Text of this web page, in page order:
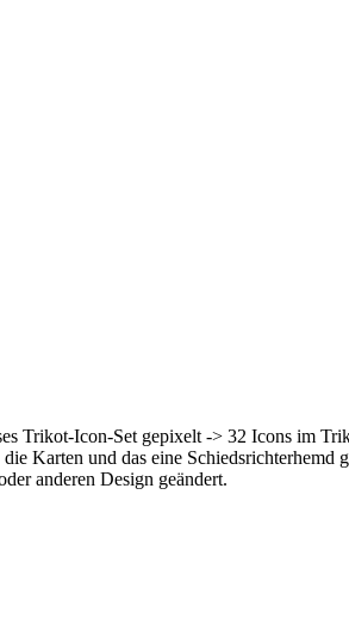
Trikot-Icon-Set gepixelt -> 32 Icons im
Karten und das eine
anderen Design geändert.